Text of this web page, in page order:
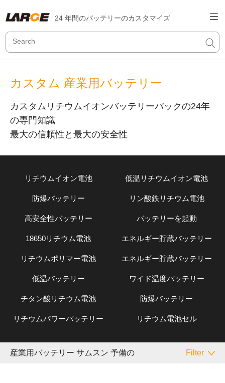
24 年間のバッテリーのカスタマイズ
カスタム 産業用バッテリー
カスタムリチウムイオンバッテリーパックの24年
の専門知識
最大の信頼性と最大の安全性
リチウムイオン電池 低温リチウムイオン電池
防爆バッテリー リン酸鉄リチウム電池
高安全性バッテリー バッテリーを起動
18650リチウム電池 エネルギー貯蔵バッテリー
リチウムポリマー電池 エネルギー貯蔵バッテリー
低温バッテリー ワイド温度バッテリー
チタン酸リチウム電池 防爆バッテリー
リチウムパワーバッテリー リチウム電池セル
産業用バッテリー サムスン 予備の Filter